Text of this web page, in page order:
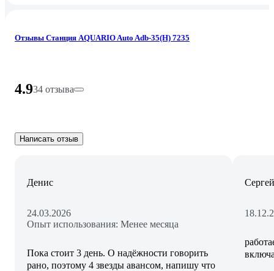
Отзывы Станция AQUARIO Auto Adb-35(H) 7235
4.934 отзыва
Написать отзыв
Денис
24.03.2026
Опыт использования: Менее месяца
Пока стоит 3 день. О надёжности говорить
рано, поэтому 4 звезды авансом, напишу что
Сергей